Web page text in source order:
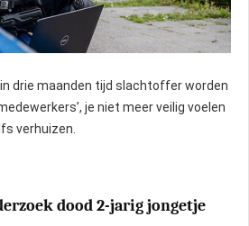
drie maanden tijd slachtoffer worden
je niet meer veilig voelen
verhuizen.
dood 2-jarig jongetje